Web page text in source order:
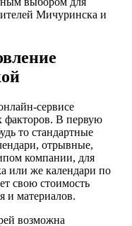
Мичуринска и
сервисе
факторов. В первую
то стандартные
отрывные,
компании, для
или же календари по
свою стоимость
и материалов.
возможна